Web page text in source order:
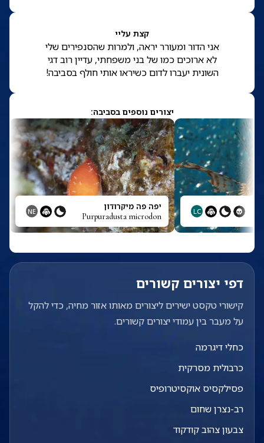
קצת עליי
אני הדור ומעורר יראה, ולמרות שהסנפירים שלי
לא ארוכים כמו של בני משפחתי, עדיין רוב דגי
השונית יעברו לדום כשיראו אותי חולף בסביבה!
יצורים נוספים בסביבה:
LC יפה פה מיקרודון
Purpuradusta microdon
NE
דפי יצורים קשורים
קישורי טקסט ישירים ליצורים מאותו אזור מחיה, כדי להקל
על מעבר בין עמודי יצורים קשורים.
כחלי דיגרמה
כרבולית מסרקית
פסילקסיס אוקסיטרופיס
רב-נצרן שחום
צבעון צהוב קודקוד